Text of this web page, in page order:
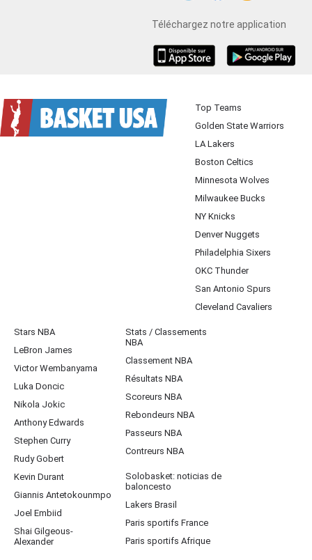
Téléchargez notre application
Top Teams
Golden State Warriors
LA Lakers
Boston Celtics
Minnesota Wolves
Milwaukee Bucks
NY Knicks
Denver Nuggets
Philadelphia Sixers
OKC Thunder
San Antonio Spurs
Cleveland Cavaliers
Stars NBA
LeBron James
Victor Wembanyama
Luka Doncic
Nikola Jokic
Anthony Edwards
Stephen Curry
Rudy Gobert
Kevin Durant
Giannis Antetokounmpo
Joel Embiid
Shai Gilgeous-
Alexander
Stats / Classements
NBA
Classement NBA
Résultats NBA
Scoreurs NBA
Rebondeurs NBA
Passeurs NBA
Contreurs NBA
Solobasket: noticias de
baloncesto
Lakers Brasil
Paris sportifs France
Paris sportifs Afrique